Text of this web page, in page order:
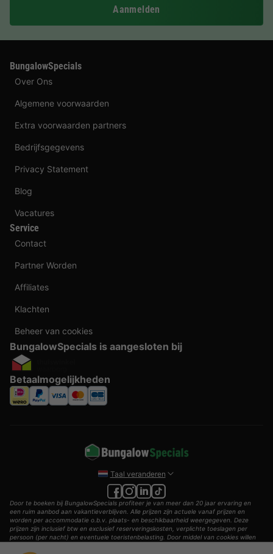
Aanmelden
BungalowSpecials
Over Ons
Algemene voorwaarden
Extra voorwaarden partners
Bedrijfsgegevens
Privacy Statement
Blog
Vacatures
Service
Contact
Partner Worden
Affiliates
Klachten
Beheer van cookies
BungalowSpecials is aangesloten bij
Betaalmogelijkheden
Taal veranderen
Door te boeken bij BungalowSpecials profiteer je van meer dan 20 jaar ervaring en
een ruim aanbod aan vakantieverblijven. Alle prijzen zijn actuele vanaf prijzen en
worden per accommodatie o.b.v. plaats- en beschikbaarheid weergegeven. Deze
prijzen zijn inclusief btw en exclusief reserveringskosten, verplichte toeslagen per
persoon (per nacht) en eventuele toeristenbelasting. Door middel van cookies willen